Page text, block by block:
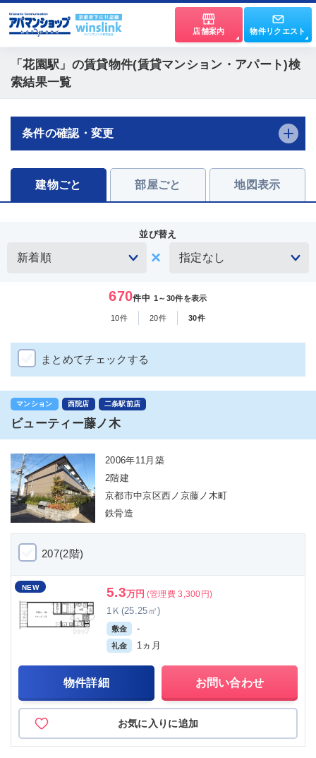
店舗案内 物件リクエスト
「花園駅」 の賃貸物件(賃貸マンション・アパート)検
索結果一覧
条件の確認・変更
建物ごと 部屋ごと 地図表示
並び替え
670件中 1～30件を表示
10件 20件 30件
まとめてチェックする
マンション 西院店 二条駅前店
ビューティー藤ノ木
2006年11月築
2階建
京都市中京区西ノ京藤ノ木町
鉄骨造
207(2階)
NEW 5.3万円 (管理費 3,300円)
1Ｋ(25.25㎡)
敷金 -
礼金 1ヵ月
物件詳細 お問い合わせ
お気に入りに追加